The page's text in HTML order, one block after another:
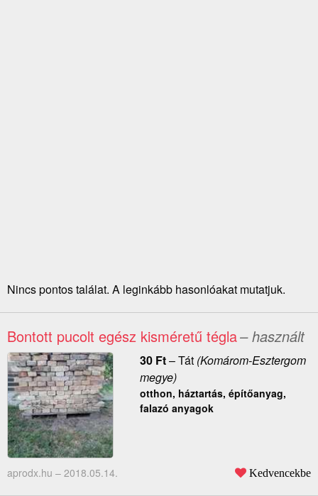
Nincs pontos találat. A leginkább hasonlóakat mutatjuk.
Bontott pucolt egész kisméretű tégla– használt
30 Ft–Tát(Komárom-Esztergom
megye)
otthon, háztartás, építőanyag,
falazó anyagok
aprodx.hu – 2018.05.14. Kedvencekbe